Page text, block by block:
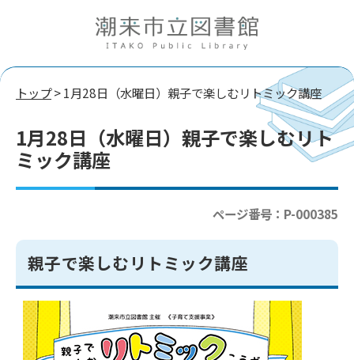
トップ> 1月28日（水曜日）親子で楽しむリトミック講座
1月28日（水曜日）親子で楽しむリト
ミック講座
ページ番号：P-000385
親子で楽しむリトミック講座